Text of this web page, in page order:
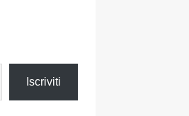
Iscriviti